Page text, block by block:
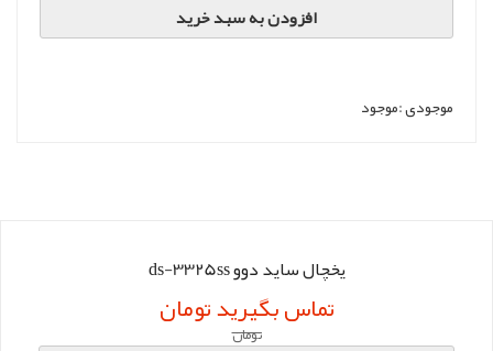
افزودن به سبد خرید
موجودی :موجود
یخچال ساید دوو ds-3325ss
تماس بگیرید تومان
تومان